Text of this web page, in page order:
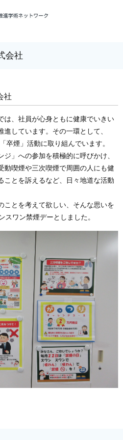
会社
社
は、社員が心身ともに健康でいきい
しています。その一環として、
卒煙」活動に取り組んでいます。
」への参加を積極的に呼びかけ、
動喫煙や三次喫煙で周囲の人にも健
ことを訴えるなど、日々地道な活動
ことを考えて欲しい、そんな思いを
ワン禁煙デーとしました。